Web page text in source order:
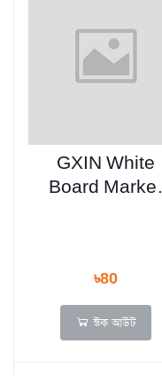
GXIN White
Board Marker
৳80
স্টক আউট